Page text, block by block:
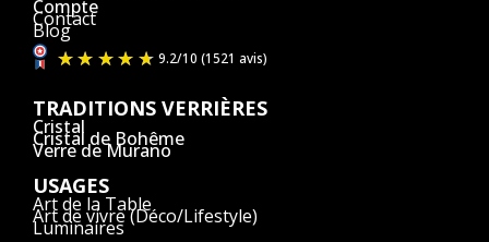
Compte
Contact
Blog
TRADITIONS VERRIÈRES
Cristal
Cristal de Bohême
Verre de Murano
USAGES
Art de la Table
Art de vivre (Déco/Lifestyle)
Luminaires